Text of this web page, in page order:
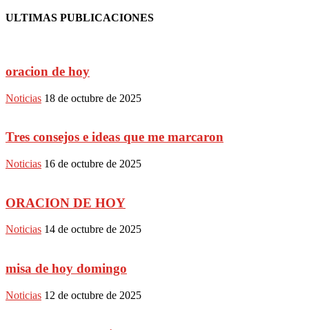
ULTIMAS PUBLICACIONES
oracion de hoy
Noticias 18 de octubre de 2025
Tres consejos e ideas que me marcaron
Noticias 16 de octubre de 2025
ORACION DE HOY
Noticias 14 de octubre de 2025
misa de hoy domingo
Noticias 12 de octubre de 2025